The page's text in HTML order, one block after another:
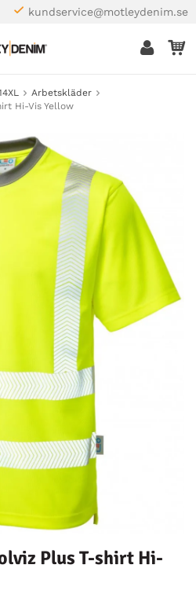
kundservice@motleydenim.se
Arbetskläder
Hi-Vis Yellow
Plus T-shirt Hi-